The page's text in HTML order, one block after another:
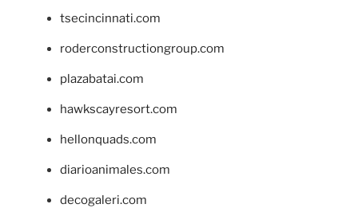
tsecincinnati.com
roderconstructiongroup.com
plazabatai.com
hawkscayresort.com
hellonquads.com
diarioanimales.com
decogaleri.com